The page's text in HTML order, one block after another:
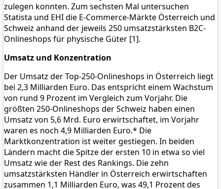
zulegen konnten. Zum sechsten Mal untersuchen
Statista und EHI die E-Commerce-Märkte Österreich und
Schweiz anhand der jeweils 250 umsatzstärksten B2C-
Onlineshops für physische Güter [1].
Umsatz und Konzentration
Der Umsatz der Top-250-Onlineshops in Österreich liegt
bei 2,3 Milliarden Euro. Das entspricht einem Wachstum
von rund 9 Prozent im Vergleich zum Vorjahr. Die
größten 250-Onlineshops der Schweiz haben einen
Umsatz von 5,6 Mrd. Euro erwirtschaftet, im Vorjahr
waren es noch 4,9 Milliarden Euro.* Die
Marktkonzentration ist weiter gestiegen. In beiden
Ländern macht die Spitze der ersten 10 in etwa so viel
Umsatz wie der Rest des Rankings. Die zehn
umsatzstärksten Händler in Österreich erwirtschaften
zusammen 1,1 Milliarden Euro, was 49,1 Prozent des